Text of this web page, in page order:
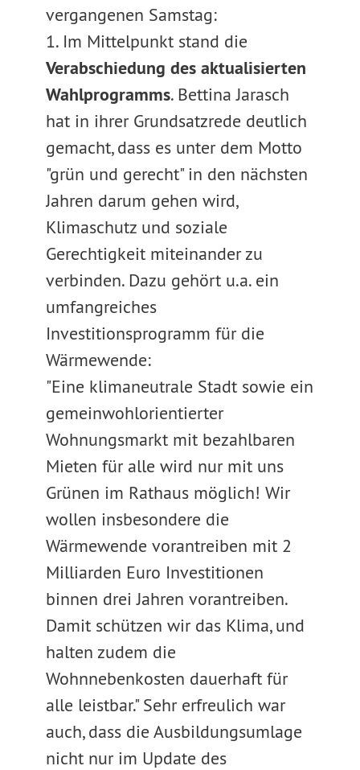
vergangenen Samstag:
1. Im Mittelpunkt stand die
Verabschiedung des aktualisierten
Wahlprogramms. Bettina Jarasch
hat in ihrer Grundsatzrede deutlich
gemacht, dass es unter dem Motto
"grün und gerecht" in den nächsten
Jahren darum gehen wird,
Klimaschutz und soziale
Gerechtigkeit miteinander zu
verbinden. Dazu gehört u.a. ein
umfangreiches
Investitionsprogramm für die
Wärmewende:
"Eine klimaneutrale Stadt sowie ein
gemeinwohlorientierter
Wohnungsmarkt mit bezahlbaren
Mieten für alle wird nur mit uns
Grünen im Rathaus möglich! Wir
wollen insbesondere die
Wärmewende vorantreiben mit 2
Milliarden Euro Investitionen
binnen drei Jahren vorantreiben.
Damit schützen wir das Klima, und
halten zudem die
Wohnnebenkosten dauerhaft für
alle leistbar." Sehr erfreulich war
auch, dass die Ausbildungsumlage
nicht nur im Update des